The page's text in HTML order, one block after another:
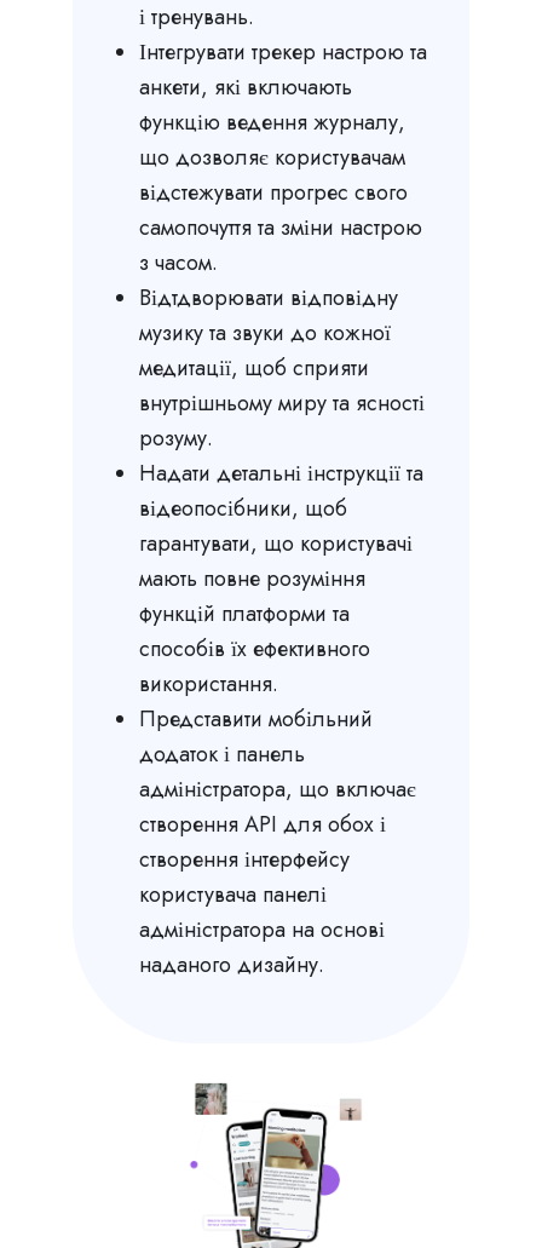
і тренувань.
Інтегрувати трекер настрою та
анкети, які включають
функцію ведення журналу,
що дозволяє користувачам
відстежувати прогрес свого
самопочуття та зміни настрою
з часом.
Відтдворювати відповідну
музику та звуки до кожної
медитації, щоб сприяти
внутрішньому миру та ясності
розуму.
Надати детальні інструкції та
відеопосібники, щоб
гарантувати, що користувачі
мають повне розуміння
функцій платформи та
способів їх ефективного
використання.
Представити мобільний
додаток і панель
адміністратора, що включає
створення API для обох і
створення інтерфейсу
користувача панелі
адміністратора на основі
наданого дизайну.